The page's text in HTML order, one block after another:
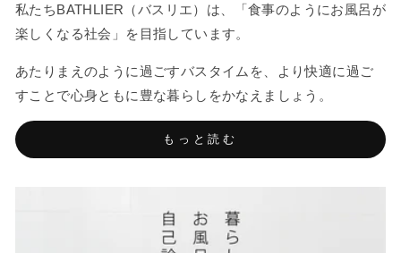
私たちBATHLIER（バスリエ）は、「食事のようにお風呂が
楽しくなる社会」を目指しています。
あたりまえのように過ごすバスタイムを、より快適に過ご
すことで心身ともに豊な暮らしをかなえましょう。
もっと読む